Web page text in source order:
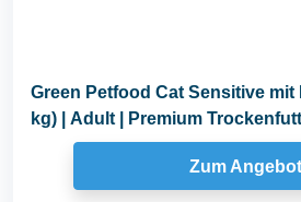
Green Petfood Cat Sensitive mit
kg) | Adult | Premium
Zum Angebot